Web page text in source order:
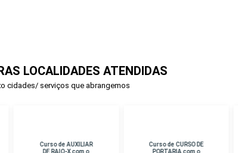
LOCALIDADES ATENDIDAS
cidades/ serviços que abrangemos
o
Curso de CURSO DE
PORTARIA com o
Curso de PERICIA
CRIMINAL com o